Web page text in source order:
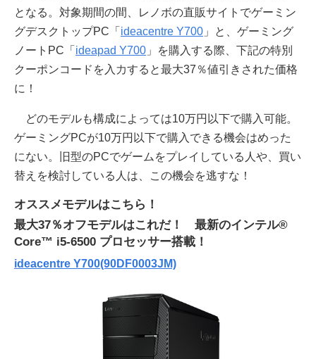
となる。対象期間の間、レノボの直販サイトでゲーミン
グデスクトップPC「 ideacentre Y700 」と、ゲーミング
ノートPC「 ideapad Y700 」を購入する際、下記の特別
クーポンコードを入力すると最大37％値引きされた価格
に！
どのモデルも構成によっては10万円以下で購入可能。
ゲーミングPCが10万円以下で購入できる機会はめった
にない。旧型のPCでゲームをプレイしている人や、買い
替えを検討している人は、この機会を逃すな！
オススメモデルはこちら！
最大37％オフモデルはこれだ！ 最新のインテル®
Core™ i5-6500 プロセッサー搭載！
ideacentre Y700(90DF0003JM)